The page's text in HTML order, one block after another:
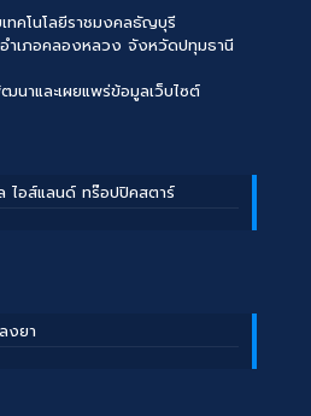
ทคโนโลยีราชมงคลธัญบุรี
ำเภอคลองหลวง จังหวัดปทุมธานี
นาและเผยแพร่ข้อมูลเว็บไซต์
ไอส์แลนด์ ทร๊อปปิคสตาร์
งยา